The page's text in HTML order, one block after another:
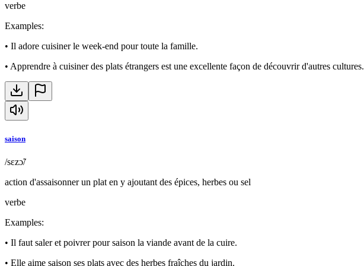
verbe
Examples:
• Il adore cuisiner le week-end pour toute la famille.
• Apprendre à cuisiner des plats étrangers est une excellente façon de découvrir d'autres cultures.
saison
/sɛzɔ̃/
action d'assaisonner un plat en y ajoutant des épices, herbes ou sel
verbe
Examples:
• Il faut saler et poivrer pour saison la viande avant de la cuire.
• Elle aime saison ses plats avec des herbes fraîches du jardin.